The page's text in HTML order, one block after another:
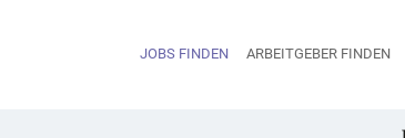
JOBS FINDEN ARBEITGEBER FINDEN